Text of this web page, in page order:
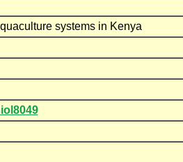
systems in Kenya